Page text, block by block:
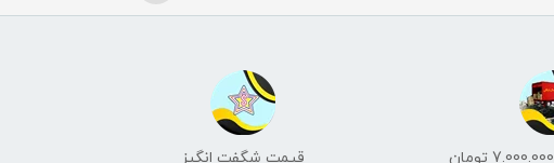
قیمت شگفت انگیز